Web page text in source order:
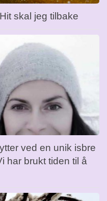
skal jeg tilbake
ved en unik isbre
har brukt tiden til å